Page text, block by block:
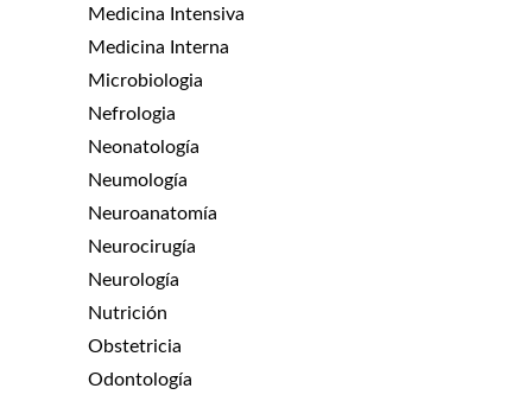
Medicina Intensiva
Medicina Interna
Microbiologia
Nefrologia
Neonatología
Neumología
Neuroanatomía
Neurocirugía
Neurología
Nutrición
Obstetricia
Odontología